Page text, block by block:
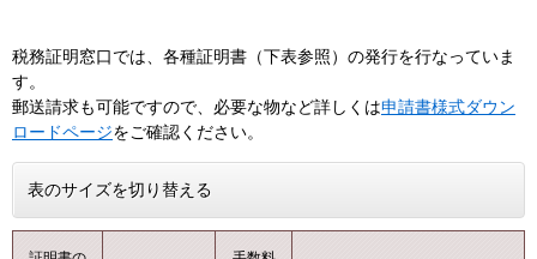
税務証明窓口では、各種証明書（下表参照）の発行を行なっていま
す。
郵送請求も可能ですので、必要な物など詳しくは申請書様式ダウン
ロードページをご確認ください。
表のサイズを切り替える